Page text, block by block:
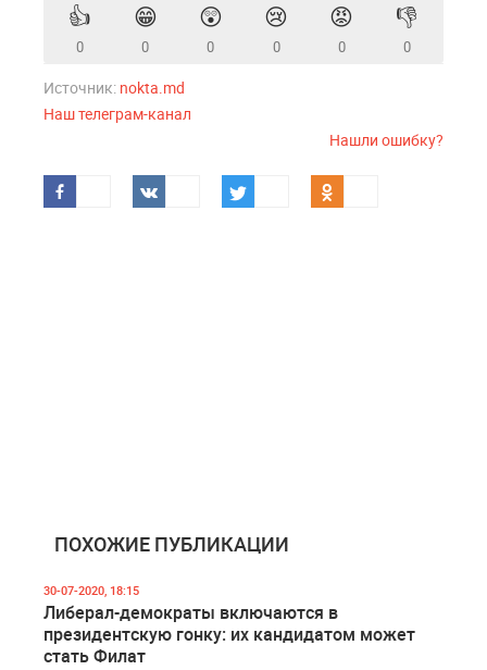
👍
0
😁
0
😲
0
😢
0
😡
0
👎
0
Источник: nokta.md
Наш телеграм-канал
Нашли ошибку?
ПОХОЖИЕ ПУБЛИКАЦИИ
30-07-2020, 18:15
Либерал-демократы включаются в
президентскую гонку: их кандидатом может
стать Филат